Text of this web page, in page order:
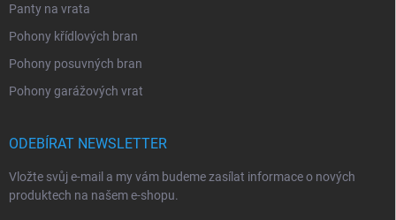
Panty na vrata
Pohony křídlových bran
Pohony posuvných bran
Pohony garážových vrat
ODEBÍRAT NEWSLETTER
Vložte svůj e-mail a my vám budeme zasílat informace o nových
produktech na našem e-shopu.